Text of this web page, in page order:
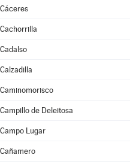
Cáceres
Cachorrilla
Cadalso
Calzadilla
Caminomorisco
Campillo de Deleitosa
Campo Lugar
Cañamero